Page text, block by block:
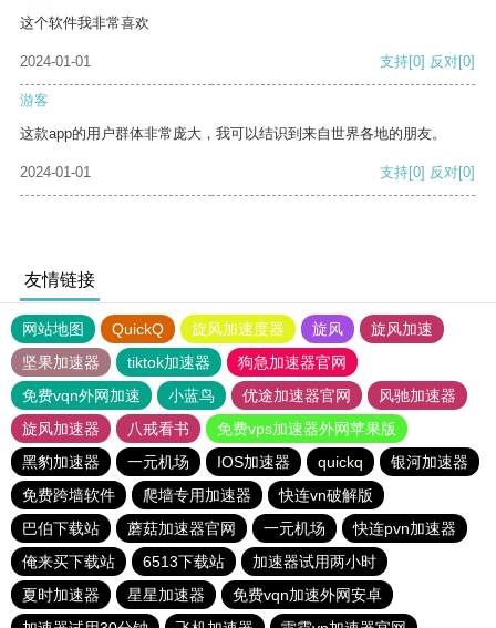
这个软件我非常喜欢
2024-01-01 支持[0] 反对[0]
游客
这款app的用户群体非常庞大，我可以结识到来自世界各地的朋友。
2024-01-01 支持[0] 反对[0]
友情链接
网站地图 QuickQ 旋风加速度器 旋风
旋风加速
坚果加速器
tiktok加速器
狗急加速器官网
免费vqn外网加速
小蓝鸟 优途加速器官网
风驰加速器
旋风加速器
八戒看书
免费vps加速器外网苹果版
黑豹加速器
一元机场 IOS加速器 quickq
银河加速器
免费跨墙软件
爬墙专用加速器
快连vn破解版
巴伯下载站
蘑菇加速器官网 一元机场
快连pvn加速器
俺来买下载站
6513下载站
加速器试用两小时
夏时加速器
星星加速器
免费vqn加速外网安卓